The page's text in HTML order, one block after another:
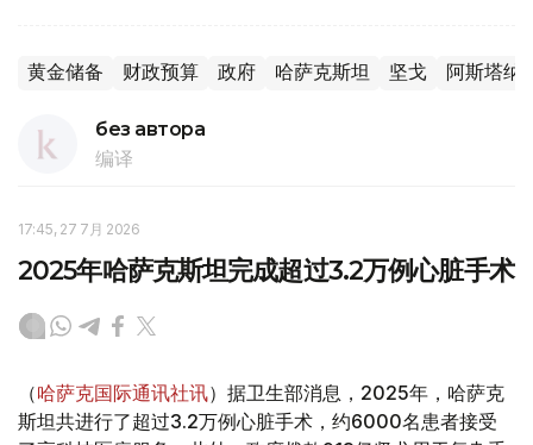
黄金储备 财政预算 政府 哈萨克斯坦 坚戈 阿斯塔纳
без автора
编译
17:45, 27 7月 2026
2025年哈萨克斯坦完成超过3.2万例心脏手术
（哈萨克国际通讯社讯）据卫生部消息，2025年，哈萨克
斯坦共进行了超过3.2万例心脏手术，约6000名患者接受